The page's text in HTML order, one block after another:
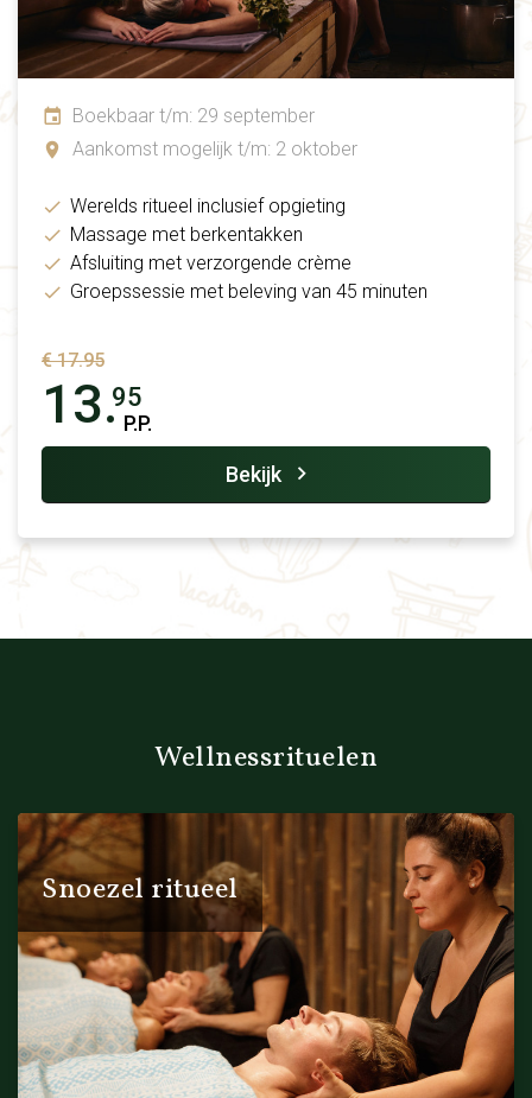
Boekbaar t/m: 29 september
Aankomst mogelijk t/m: 2 oktober
Werelds ritueel inclusief opgieting
Massage met berkentakken
Afsluiting met verzorgende crème
Groepssessie met beleving van 45 minuten
€ 17.95
13.95
P.P.
Bekijk
Wellnessrituelen
Snoezel ritueel